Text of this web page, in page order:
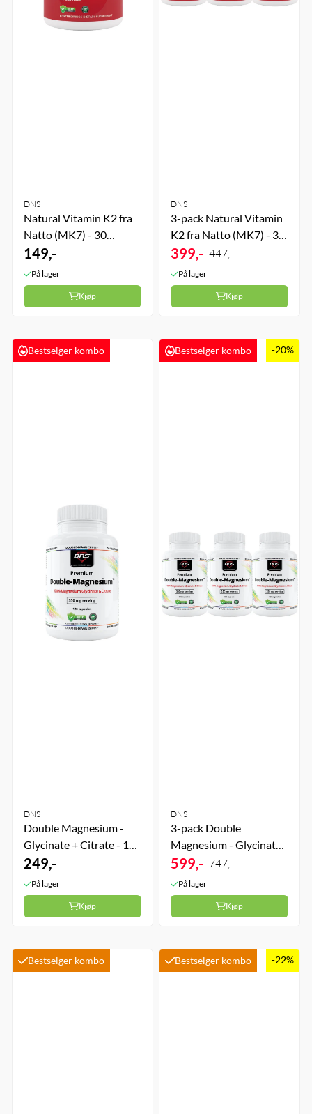
DNS
Natural Vitamin K2 fra
Natto (MK7) - 30
kapsler
149,-
På lager
Kjøp
DNS
3-pack Natural Vitamin
K2 fra Natto (MK7) - 3 x
30 kapsler
399,- 447,-
På lager
Kjøp
Bestselger kombo
DNS
Double Magnesium -
Glycinate + Citrate - 120
kapsler
249,-
På lager
Kjøp
Bestselger kombo -20%
DNS
3-pack Double
Magnesium - Glycinate
+ Citrate - 3 x 120
kapsler
599,- 747,-
På lager
Kjøp
Bestselger kombo Bestselger kombo -22%